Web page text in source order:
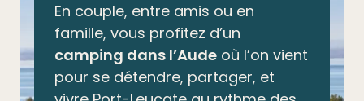
En couple, entre amis ou en
famille, vous profitez d’un
camping dans l’Audeoù l’on vient
pour se détendre, partager, et